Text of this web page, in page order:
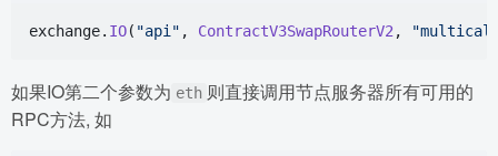
exchange. IO( "api" , ContractV3SwapRouterV2 ,
如果IO第二个参数为 eth 则直接调用节点服务器所有可用的
RPC方法, 如